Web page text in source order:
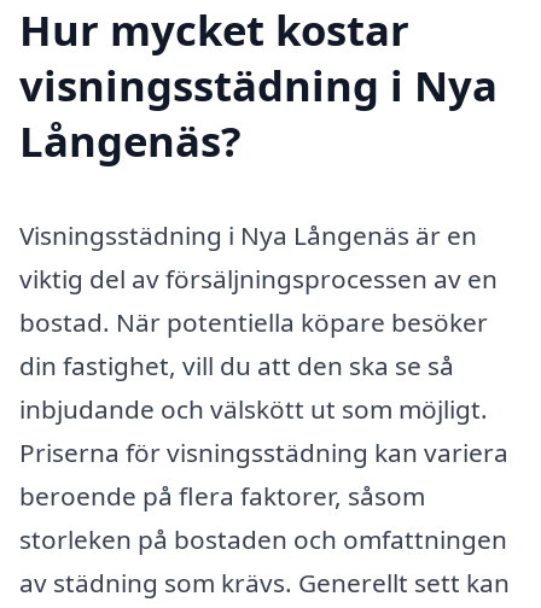
Hur mycket kostar
visningsstädning i Nya
Långenäs?
Visningsstädning i Nya Långenäs är en
viktig del av försäljningsprocessen av en
bostad. När potentiella köpare besöker
din fastighet, vill du att den ska se så
inbjudande och välskött ut som möjligt.
Priserna för visningsstädning kan variera
beroende på flera faktorer, såsom
storleken på bostaden och omfattningen
av städning som krävs. Generellt sett kan